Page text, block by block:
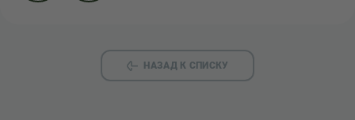
НАЗАД К СПИСКУ